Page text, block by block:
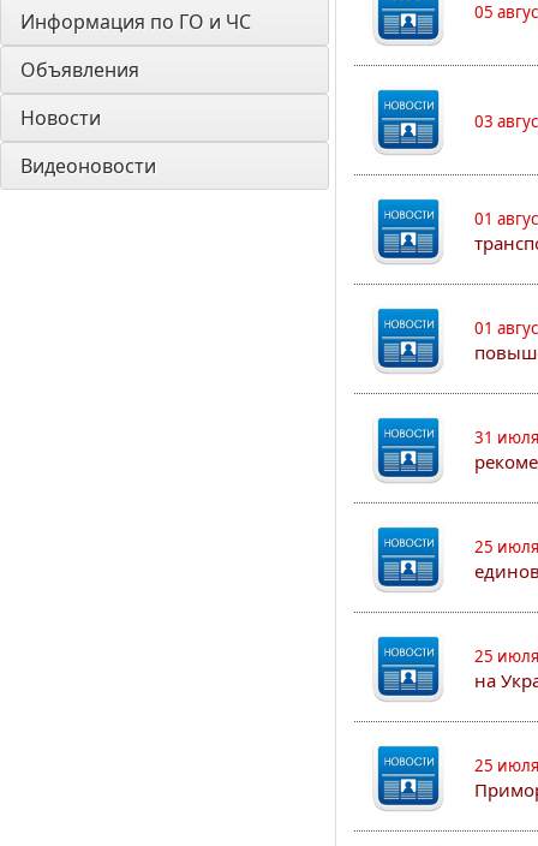
Информация по ГО и ЧС
Объявления
Новости
Видеоновости
05
03
01
01
31
25
25
на
25